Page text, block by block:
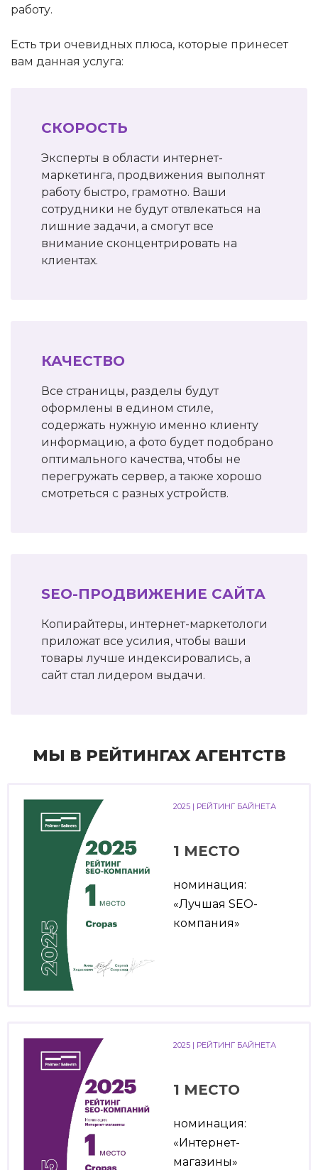
работу.
Есть три очевидных плюса, которые принесет
вам данная услуга:
СКОРОСТЬ
Эксперты в области интернет-
маркетинга, продвижения выполнят
работу быстро, грамотно. Ваши
сотрудники не будут отвлекаться на
лишние задачи, а смогут все
внимание сконцентрировать на
клиентах.
КАЧЕСТВО
Все страницы, разделы будут
оформлены в едином стиле,
содержать нужную именно клиенту
информацию, а фото будет подобрано
оптимального качества, чтобы не
перегружать сервер, а также хорошо
смотреться с разных устройств.
SEO-ПРОДВИЖЕНИЕ САЙТА
Копирайтеры, интернет-маркетологи
приложат все усилия, чтобы ваши
товары лучше индексировались, а
сайт стал лидером выдачи.
МЫ В РЕЙТИНГАХ АГЕНТСТВ
2025 | РЕЙТИНГ БАЙНЕТА
1 МЕСТО
номинация:
«Лучшая SEO-
компания»
2025 | РЕЙТИНГ БАЙНЕТА
1 МЕСТО
номинация:
«Интернет-
магазины»